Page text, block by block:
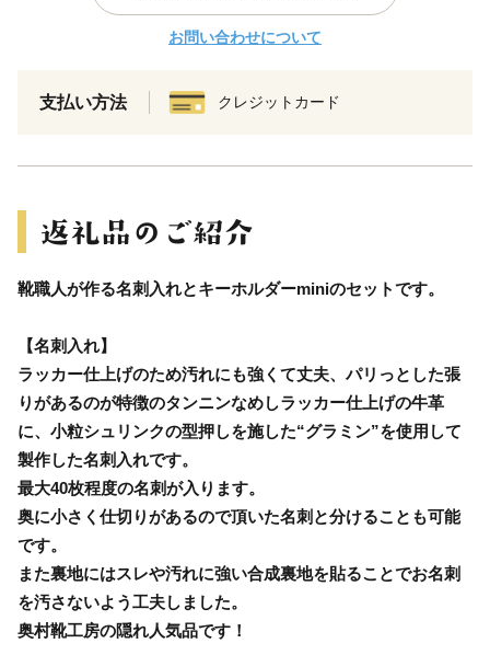
お問い合わせについて
支払い方法 クレジットカード
靴職人が作る名刺入れとキーホルダーminiのセットです。
【名刺入れ】
ラッカー仕上げのため汚れにも強くて丈夫、パリっとした張
りがあるのが特徴のタンニンなめしラッカー仕上げの牛革
に、小粒シュリンクの型押しを施した“グラミン”を使用して
製作した名刺入れです。
最大40枚程度の名刺が入ります。
奥に小さく仕切りがあるので頂いた名刺と分けることも可能
です。
また裏地にはスレや汚れに強い合成裏地を貼ることでお名刺
を汚さないよう工夫しました。
奥村靴工房の隠れ人気品です！